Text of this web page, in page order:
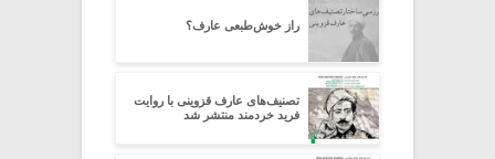
راز خوش‌طبعی ‌عارف؟
تصنیف‌های عارف قزوینی با روایت
فرید خردمند منتشر شد